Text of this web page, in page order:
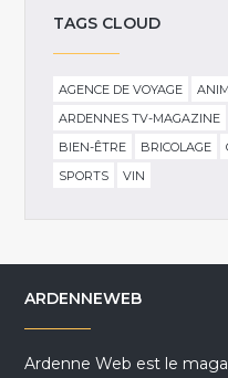
TAGS CLOUD
AGENCE DE VOYAGE
ARDENNES TV-MAGAZINE
BIEN-ÊTRE
BRICOLAGE
SPORTS
VIN
ARDENNEWEB
Ardenne Web est le